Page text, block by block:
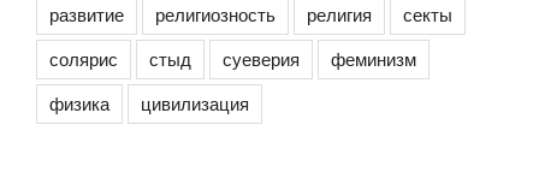
развитие
религиозность религия
секты
солярис
стыд суеверия
феминизм
физика
цивилизация